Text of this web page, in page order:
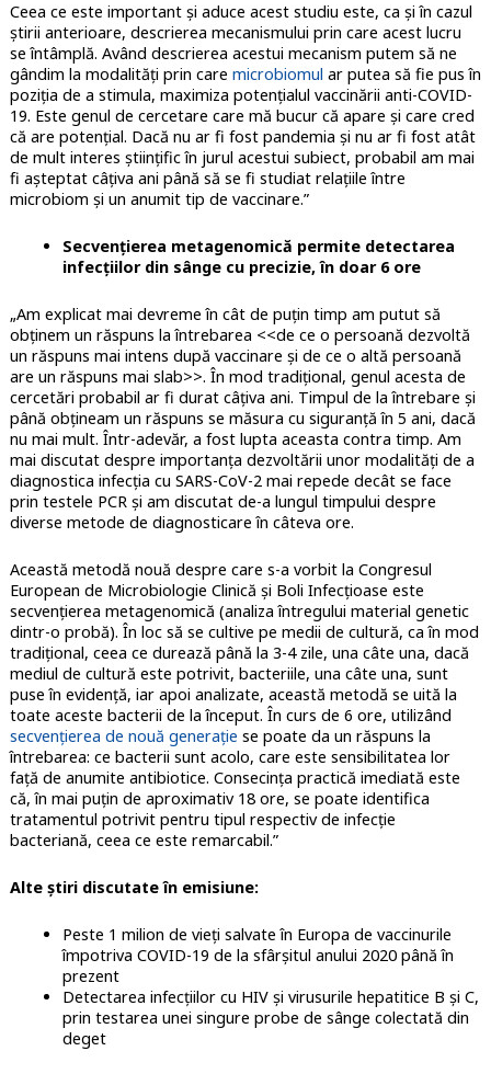
Ceea ce este important și aduce acest studiu este, ca și în cazul
știrii anterioare, descrierea mecanismului prin care acest lucru
se întâmplă. Având descrierea acestui mecanism putem să ne
gândim la modalități prin care microbiomul ar putea să fie pus în
poziția de a stimula, maximiza potențialul vaccinării anti-COVID-
19. Este genul de cercetare care mă bucur că apare și care cred
că are potențial. Dacă nu ar fi fost pandemia și nu ar fi fost atât
de mult interes științific în jurul acestui subiect, probabil am mai
fi așteptat câțiva ani până să se fi studiat relațiile între
microbiom și un anumit tip de vaccinare.”
Secvențierea metagenomică permite detectarea
infecțiilor din sânge cu precizie, în doar 6 ore
„Am explicat mai devreme în cât de puțin timp am putut să
obținem un răspuns la întrebarea <<de ce o persoană dezvoltă
un răspuns mai intens după vaccinare și de ce o altă persoană
are un răspuns mai slab>>. În mod tradițional, genul acesta de
cercetări probabil ar fi durat câțiva ani. Timpul de la întrebare și
până obțineam un răspuns se măsura cu siguranță în 5 ani, dacă
nu mai mult. Într-adevăr, a fost lupta aceasta contra timp. Am
mai discutat despre importanța dezvoltării unor modalități de a
diagnostica infecția cu SARS-CoV-2 mai repede decât se face
prin testele PCR și am discutat de-a lungul timpului despre
diverse metode de diagnosticare în câteva ore.
Această metodă nouă despre care s-a vorbit la Congresul
European de Microbiologie Clinică și Boli Infecțioase este
secvențierea metagenomică (analiza întregului material genetic
dintr-o probă). În loc să se cultive pe medii de cultură, ca în mod
tradițional, ceea ce durează până la 3-4 zile, una câte una, dacă
mediul de cultură este potrivit, bacteriile, una câte una, sunt
puse în evidență, iar apoi analizate, această metodă se uită la
toate aceste bacterii de la început. În curs de 6 ore, utilizând
secvențierea de nouă generație se poate da un răspuns la
întrebarea: ce bacterii sunt acolo, care este sensibilitatea lor
față de anumite antibiotice. Consecința practică imediată este
că, în mai puțin de aproximativ 18 ore, se poate identifica
tratamentul potrivit pentru tipul respectiv de infecție
bacteriană, ceea ce este remarcabil.”
Alte știri discutate în emisiune:
Peste 1 milion de vieți salvate în Europa de vaccinurile
împotriva COVID-19 de la sfârșitul anului 2020 până în
prezent
Detectarea infecțiilor cu HIV și virusurile hepatitice B și C,
prin testarea unei singure probe de sânge colectată din
deget